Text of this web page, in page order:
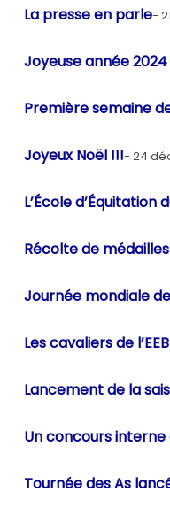
La presse en parle
Joyeuse année 2024
Première semaine
Joyeux Noël !!! 24
L’École d’Équitation
Récolte de
Journée mondiale
Les cavaliers de
Lancement de la
Un concours
Tournée des As